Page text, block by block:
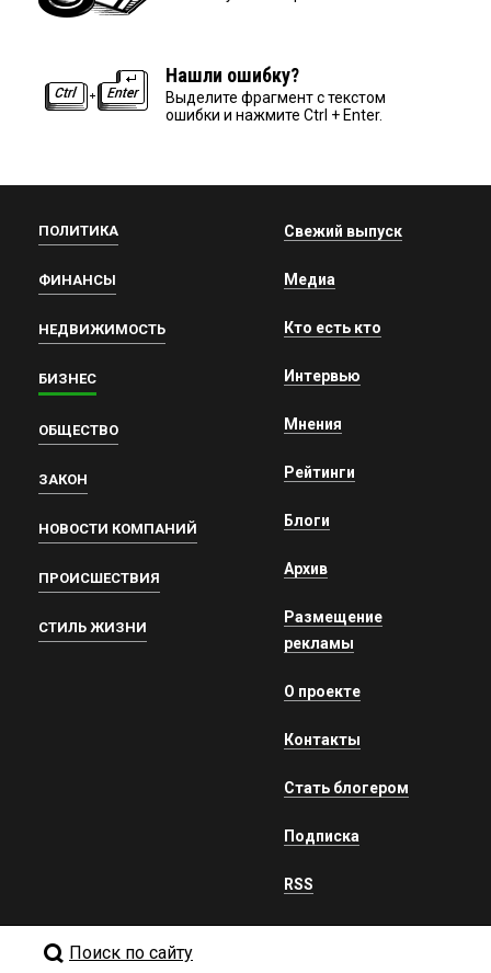
Нашли ошибку?
Выделите фрагмент с текстом
ошибки и нажмите Ctrl + Enter.
ПОЛИТИКА
ФИНАНСЫ
НЕДВИЖИМОСТЬ
БИЗНЕС
ОБЩЕСТВО
ЗАКОН
НОВОСТИ КОМПАНИЙ
ПРОИСШЕСТВИЯ
СТИЛЬ ЖИЗНИ
Свежий выпуск
Медиа
Кто есть кто
Интервью
Мнения
Рейтинги
Блоги
Архив
Размещение
рекламы
О проекте
Контакты
Стать блогером
Подписка
RSS
Поиск по сайту